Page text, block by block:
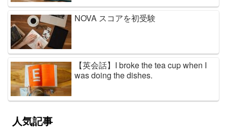
NOVA スコアを初受験
【英会話】I broke the tea cup when I
was doing the dishes.
人気記事